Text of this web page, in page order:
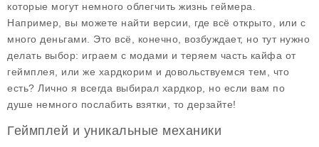
которые могут немного облегчить жизнь геймера.
Например, вы можете найти версии, где всё открыто, или с
много деньгами. Это всё, конечно, возбуждает, но тут нужно
делать выбор: играем с модами и теряем часть кайфа от
геймплея, или же хардкорим и довольствуемся тем, что
есть? Лично я всегда выбирал хардкор, но если вам по
душе немного послабить взятки, то дерзайте!
Геймплей и уникальные механики